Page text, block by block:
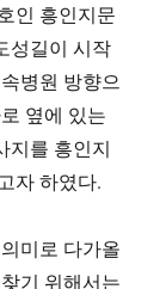
인 흥인지문
성길이 시작
병원 방향으
옆에 있는
지를 흥인지
자 하였다.
미로 다가올
기 위해서는